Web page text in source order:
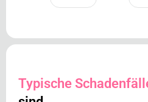
Typische